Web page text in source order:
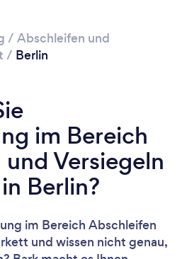
/ Abschleifen und
/ Berlin
im Bereich
Versiegeln
Berlin?
im Bereich Abschleifen
und wissen nicht genau,